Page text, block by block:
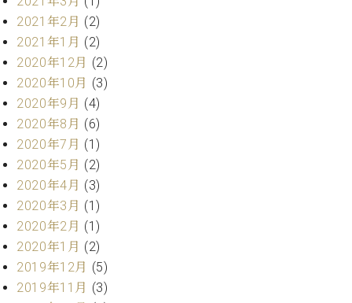
ピ
ア
ノ
C.
ベ
ヒ
シ
ュ
タ
イ
ン
ア
カ
デ
ミ
ノ
の
コ
ン
シ
ル
ジ
ュ
ア
ク
ス
セン
トラ
ム東
京の
ご案
2021年2月 (2)
2021年1月 (2)
2020年12月 (2)
2020年10月 (3)
2020年9月 (4)
2020年8月 (6)
2020年7月 (1)
2020年5月 (2)
2020年4月 (3)
2020年3月 (1)
2020年2月 (1)
2020年1月 (2)
2019年12月 (5)
2019年11月 (3)